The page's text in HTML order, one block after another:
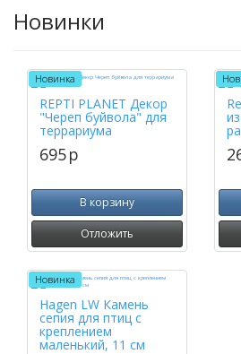
Новинки
Новинка
REPTI PLANET Декор
"Череп буйвола" для
террариума
695p
В корзину
Отложить
Новинка
Hagen LW Камень
сепия для птиц с
креплением
маленький, 11 см